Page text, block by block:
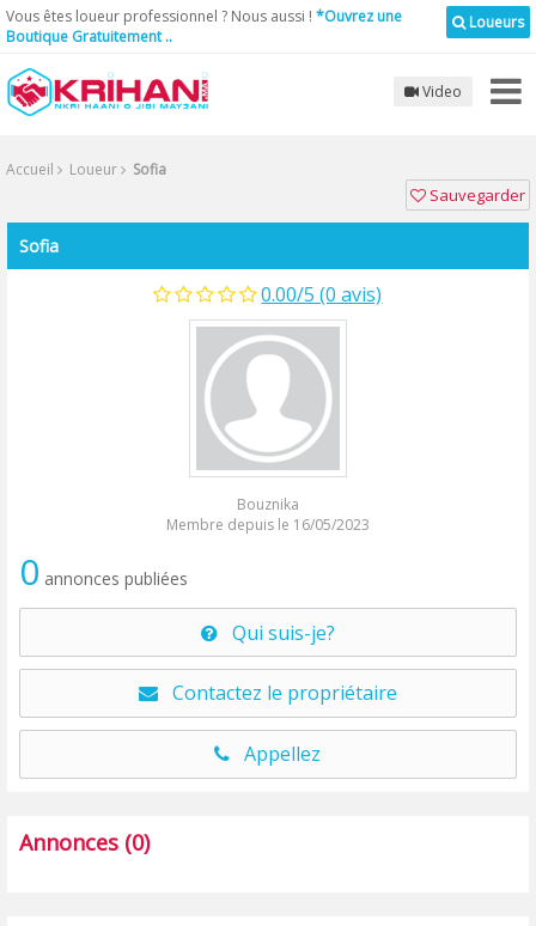
Loueurs
Vous êtes loueur professionnel ? Nous aussi ! *Ouvrez une
Boutique Gratuitement ..
Video
Accueil Loueur Sofia
Sauvegarder
Sofia
0.00/5 (0 avis)
Bouznika
Membre depuis le 16/05/2023
0 annonces publiées
Qui suis-je?
Contactez le propriétaire
Appellez
Annonces (0)